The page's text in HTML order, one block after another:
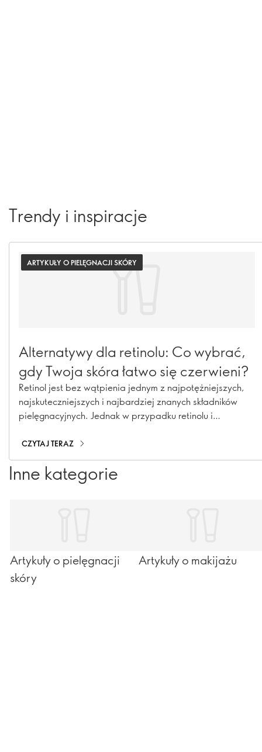
Trendy i inspiracje
ARTYKUŁY O PIELĘGNACJI SKÓRY
Alternatywy dla retinolu: Co wybrać,
gdy Twoja skóra łatwo się czerwieni?
Retinol jest bez wątpienia jednym z najpotężniejszych,
najskuteczniejszych i najbardziej znanych składników
pielęgnacyjnych. Jednak w przypadku retinolu i
czynnych, ich skuteczność może mieć wysoką cenę, jeśli
masz wrażliwą skórę - mogą powodować dyskomfort.
CZYTAJ TERAZ
Inne kategorie
Artykuły o pielęgnacji
skóry
Artykuły o makijażu